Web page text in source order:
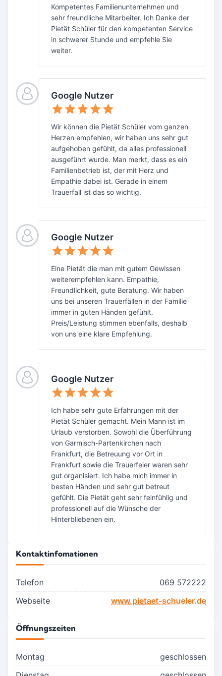
Kompetentes Familienunternehmen und
sehr freundliche Mitarbeiter. Ich Danke der
Pietät Schüler für den kompetenten Service
in schwerer Stunde und empfehle Sie
weiter.
Google Nutzer
Wir können die Pietät Schüler vom ganzen
Herzen empfehlen, wir haben uns sehr gut
aufgehoben gefühlt, da alles professionell
ausgeführt wurde. Man merkt, dass es ein
Familienbetrieb ist, der mit Herz und
Empathie dabei ist. Gerade in einem
Trauerfall ist das so wichtig.
Google Nutzer
Eine Pietät die man mit gutem Gewissen
weiterempfehlen kann. Empathie,
Freundlichkeit, gute Beratung. Wir haben
uns bei unseren Trauerfällen in der Familie
immer in guten Händen gefühlt.
Preis/Leistung stimmen ebenfalls, deshalb
von uns eine klare Empfehlung.
Google Nutzer
Ich habe sehr gute Erfahrungen mit der
Pietät Schüler gemacht. Mein Mann ist im
Urlaub verstorben. Sowohl die Überführung
von Garmisch-Partenkirchen nach
Frankfurt, die Betreuung vor Ort in
Frankfurt sowie die Trauerfeier waren sehr
gut organisiert. Ich habe mich immer in
besten Händen und sehr gut betreut
gefühlt. Die Pietät geht sehr feinfühlig und
professionell auf die Wünsche der
Hinterbliebenen ein.
Kontaktinfomationen
Telefon
069 572222
Webseite
www.pietaet-schueler.de
Öffnungszeiten
Montag
geschlossen